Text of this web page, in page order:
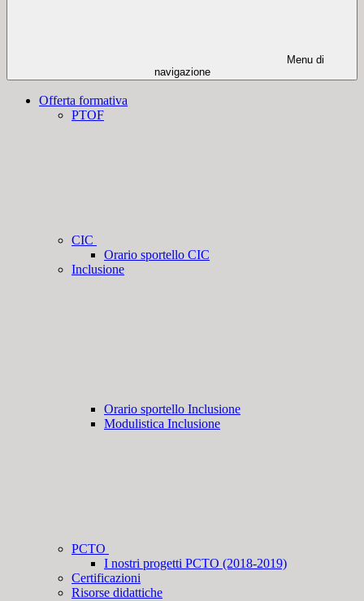
Menu di
navigazione
Offerta formativa
PTOF
CIC
Orario sportello CIC
Inclusione
Orario sportello Inclusione
Modulistica Inclusione
PCTO
I nostri progetti PCTO (2018-2019)
Certificazioni
Risorse didattiche